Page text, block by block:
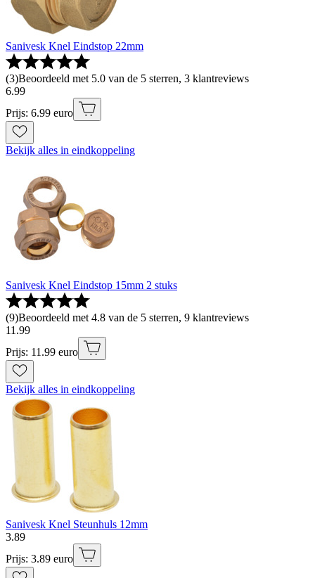
Sanivesk Knel Eindstop 22mm
(3)Beoordeeld met 5.0 van de 5 sterren, 3 klantreviews
6.99
Prijs: 6.99 euro
Bekijk alles in eindkoppeling
Sanivesk Knel Eindstop 15mm 2 stuks
(9)Beoordeeld met 4.8 van de 5 sterren, 9 klantreviews
11 .99
Prijs: 11.99 euro
Bekijk alles in eindkoppeling
Sanivesk Knel Steunhuls 12mm
3.89
Prijs: 3.89 euro